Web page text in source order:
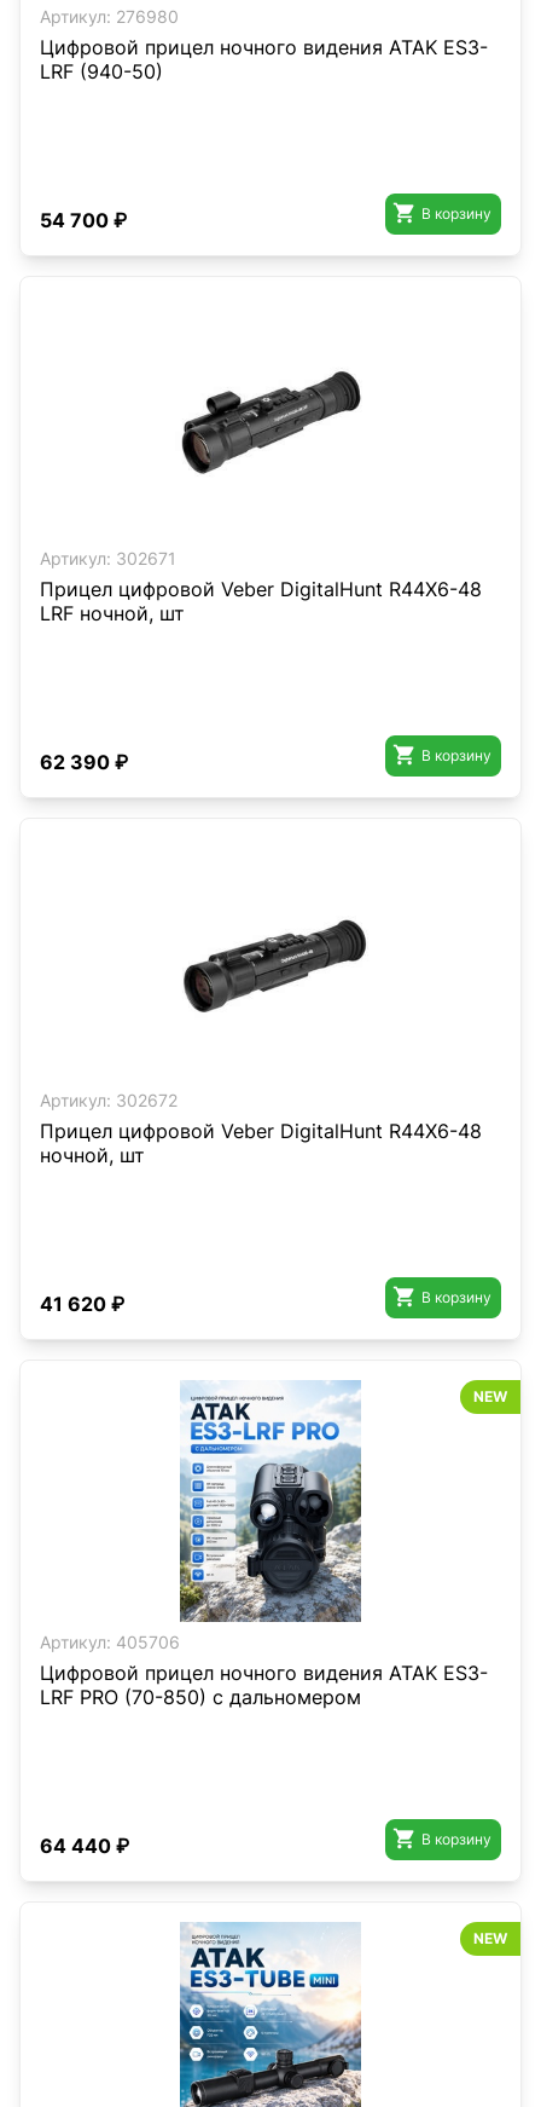
Артикул: 276980
Цифровой прицел ночного видения ATAK ES3-
LRF (940-50)
54 700 ₽  В корзину
Артикул: 302671
Прицел цифровой Veber DigitalHunt R44X6-48
LRF ночной, шт
62 390 ₽  В корзину
Артикул: 302672
Прицел цифровой Veber DigitalHunt R44X6-48
ночной, шт
41 620 ₽  В корзину
Артикул: 405706
Цифровой прицел ночного видения ATAK ES3-
LRF PRO (70-850) с дальномером
64 440 ₽  В корзину
NEW
NEW